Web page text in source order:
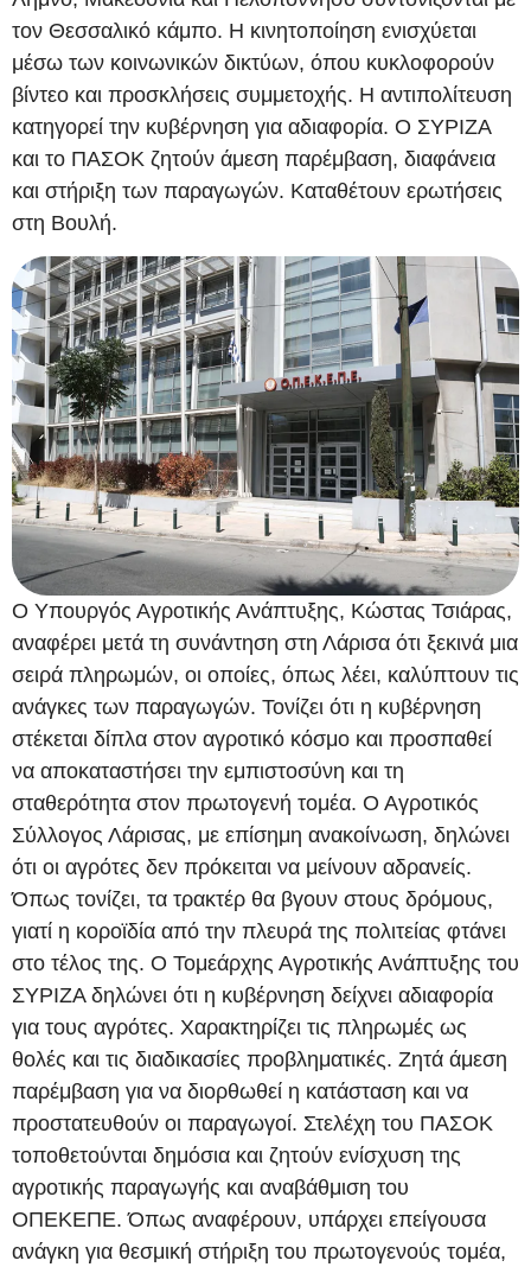
τον Θεσσαλικό κάμπο. Η κινητοποίηση ενισχύεται
μέσω των κοινωνικών δικτύων, όπου κυκλοφορούν
βίντεο και προσκλήσεις συμμετοχής. Η αντιπολίτευση
κατηγορεί την κυβέρνηση για αδιαφορία. Ο ΣΥΡΙΖΑ
και το ΠΑΣΟΚ ζητούν άμεση παρέμβαση, διαφάνεια
και στήριξη των παραγωγών. Καταθέτουν ερωτήσεις
στη Βουλή.
Ο Υπουργός Αγροτικής Ανάπτυξης, Κώστας Τσιάρας,
αναφέρει μετά τη συνάντηση στη Λάρισα ότι ξεκινά μια
σειρά πληρωμών, οι οποίες, όπως λέει, καλύπτουν τις
ανάγκες των παραγωγών. Τονίζει ότι η κυβέρνηση
στέκεται δίπλα στον αγροτικό κόσμο και προσπαθεί
να αποκαταστήσει την εμπιστοσύνη και τη
σταθερότητα στον πρωτογενή τομέα. Ο Αγροτικός
Σύλλογος Λάρισας, με επίσημη ανακοίνωση, δηλώνει
ότι οι αγρότες δεν πρόκειται να μείνουν αδρανείς.
Όπως τονίζει, τα τρακτέρ θα βγουν στους δρόμους,
γιατί η κοροϊδία από την πλευρά της πολιτείας φτάνει
στο τέλος της. Ο Τομεάρχης Αγροτικής Ανάπτυξης του
ΣΥΡΙΖΑ δηλώνει ότι η κυβέρνηση δείχνει αδιαφορία
για τους αγρότες. Χαρακτηρίζει τις πληρωμές ως
θολές και τις διαδικασίες προβληματικές. Ζητά άμεση
παρέμβαση για να διορθωθεί η κατάσταση και να
προστατευθούν οι παραγωγοί. Στελέχη του ΠΑΣΟΚ
τοποθετούνται δημόσια και ζητούν ενίσχυση της
αγροτικής παραγωγής και αναβάθμιση του
ΟΠΕΚΕΠΕ. Όπως αναφέρουν, υπάρχει επείγουσα
ανάγκη για θεσμική στήριξη του πρωτογενούς τομέα,